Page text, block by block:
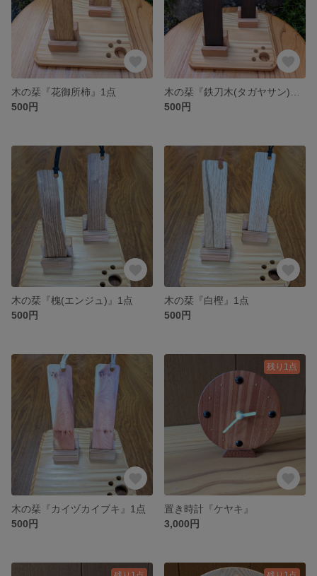
木の栞『花御所柿』1点
500円
500円
木の栞『槐(エンジュ)』1点
500円
木の栞『白樫』1点
500円
木の栞『カイヅカイブキ』1点
500円
残り1点
置き時計『ケヤキ』
3,000円